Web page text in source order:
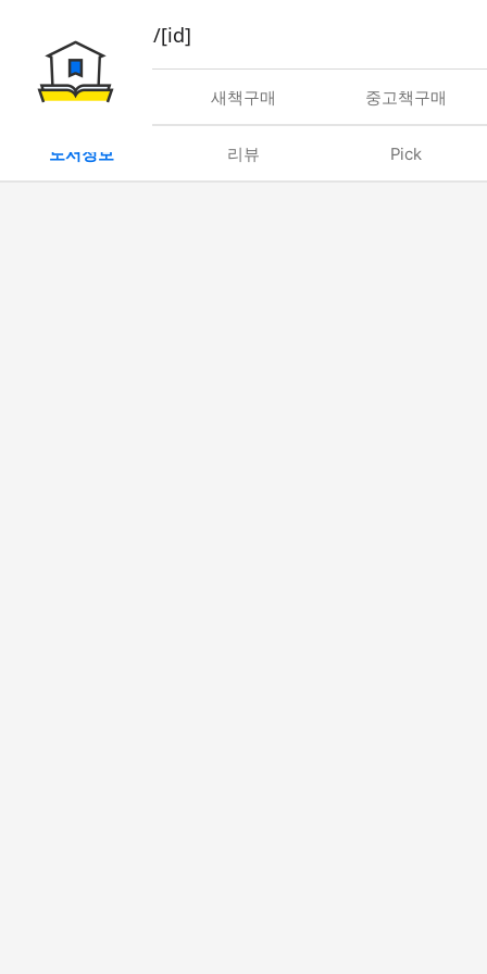
book/rent/[id]
대여 새책구매 중고책구매
도서정보 리뷰 Pick